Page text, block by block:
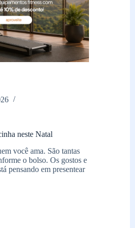
neste Natal
você ama. São tantas
o bolso. Os gostos e
pensando em presentear